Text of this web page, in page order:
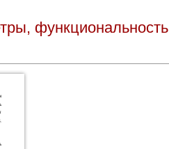
функциональность